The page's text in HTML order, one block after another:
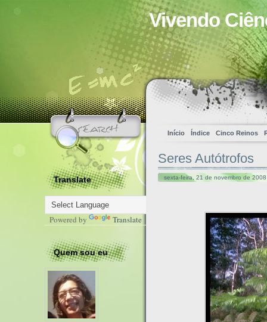
Vivendo
Início Índice Cinco Reinos
Translate
Powered by Translate
Quem sou eu
Seres Autótrofos
sexta-feira, 21 de novembro de